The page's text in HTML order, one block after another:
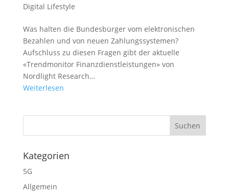
Digital Lifestyle
Was halten die Bundesbürger vom elektronischen
Bezahlen und von neuen Zahlungssystemen?
Aufschluss zu diesen Fragen gibt der aktuelle
«Trendmonitor Finanzdienstleistungen» von
Nordlight Research…
Weiterlesen
Kategorien
5G
Allgemein